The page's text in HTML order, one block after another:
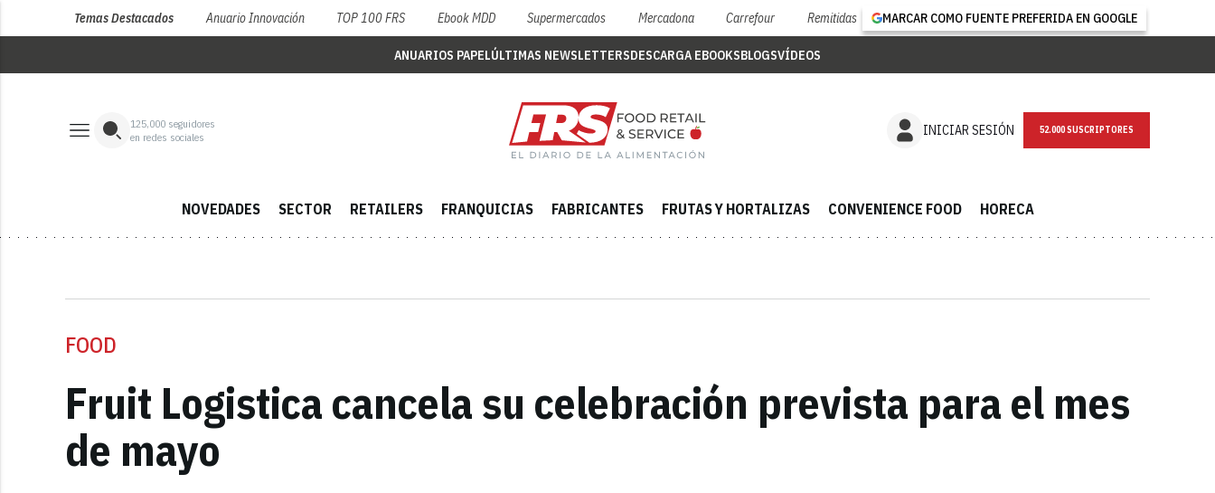
Temas Destacados Anuario Innovación TOP 100 FRS Ebook MDD Supermercados Mercadona Carrefour Remitidas MARCAR COMO FUENTE PREFERIDA EN GOOGLE
ANUARIOS PAPELÚLTIMAS NEWSLETTERSDESCARGA EBOOKSBLOGSVÍDEOS
125,000 seguidores
en redes sociales
INICIAR SESIÓN NEWSLETTER
NOVEDADES SECTOR RETAILERS FRANQUICIAS FABRICANTES FRUTAS Y HORTALIZAS CONVENIENCE FOOD HORECA
FOOD
Fruit Logistica cancela su celebración prevista para el mes
de mayo